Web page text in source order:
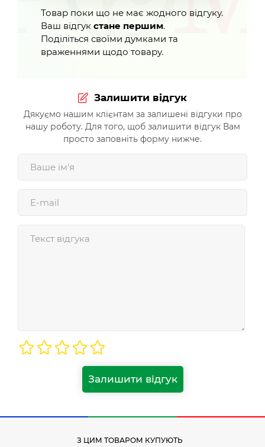
Товар поки що не має жодного відгуку.
Ваш відгук стане першим.
Поділіться своїми думками та
враженнями щодо товару.
Залишити відгук
Дякуємо нашим клієнтам за залишені відгуки про
нашу роботу. Для того, щоб залишити відгук Вам
просто заповніть форму нижче.
Залишити відгук
З ЦИМ ТОВАРОМ КУПУЮТЬ